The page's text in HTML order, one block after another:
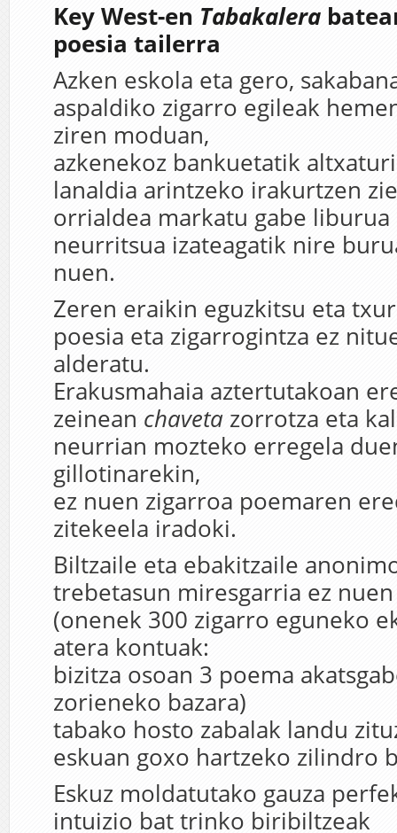
Key West-en Tabakalera
poesia tailerra
Azken eskola eta gero,
aspaldiko zigarro egileak
ziren moduan,
azkenekoz bankuetatik
lanaldia arintzeko irakurtzen
orrialdea markatu gabe liburua
neurritsua izateagatik nire
nuen.
Zeren eraikin eguzkitsu eta
poesia eta zigarrogintza ez
alderatu.
Erakusmahaia aztertutakoan
zeinean chaveta zorrotza eta
neurrian mozteko erregela
gillotinarekin,
ez nuen zigarroa poemaren
zitekeela iradoki.
Biltzaile eta ebakitzaile
trebetasun miresgarria ez
(onenek 300 zigarro eguneko
atera kontuak:
bizitza osoan 3 poema
zorieneko bazara)
tabako hosto zabalak landu
eskuan goxo hartzeko zilindro
Eskuz moldatutako gauza
intuizio bat trinko biribiltzeak